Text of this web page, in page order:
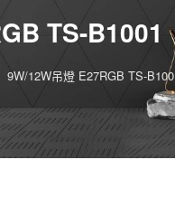
TS-B1001
9W/12W吊燈 E27RGB TS-